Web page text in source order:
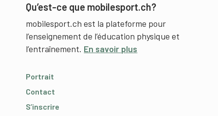
Qu’est-ce que mobilesport.ch?
mobilesport.ch est la plateforme pour
l’enseignement de l’éducation physique et
l’entraînement. En savoir plus
Portrait
Contact
S’inscrire